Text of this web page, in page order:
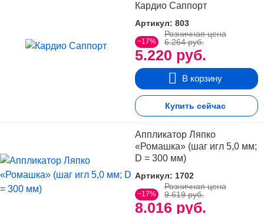
Кардио Саппорт
Артикул: 803
−17%
5.220 руб.
Розничная цена
6.264 руб.
В корзину
Купить сейчас
Аппликатор Ляпко
«Ромашка» (шаг игл 5,0 мм;
D = 300 мм)
Артикул: 1702
−17%
8.016 руб.
Розничная цена
9.619 руб.